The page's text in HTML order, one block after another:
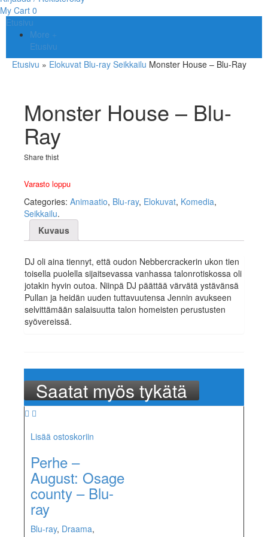
My Cart 0
Etusivu
More
Etusivu
Etusivu » Elokuvat Blu-ray Seikkailu Monster House – Blu-Ray
Monster House – Blu-
Ray
Share thist
Varasto loppu
Categories: Animaatio, Blu-ray, Elokuvat, Komedia,
Seikkailu.
Kuvaus
DJ oli aina tiennyt, että oudon Nebbercrackerin ukon tien
toisella puolella sijaitsevassa vanhassa talonrotiskossa oli
jotakin hyvin outoa. Niinpä DJ päättää värvätä ystävänsä
Pullan ja heidän uuden tuttavuutensa Jennin avukseen
selvittämään salaisuutta talon homeisten perustusten
syövereissä.
Saatat myös tykätä
Lisää ostoskoriin
Perhe –
August: Osage
county – Blu-
ray
Blu-ray, Draama,